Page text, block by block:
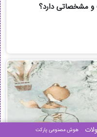
مشخصاتی دارد؟
هوش مصنوعی پارکت